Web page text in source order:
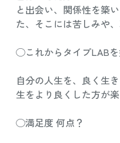
と出会い、関係性を築
た、そこには苦しみや
◯これからタイプLAB
自分の人生を、良く生
生をより良くした方が楽
◯満足度 何点？